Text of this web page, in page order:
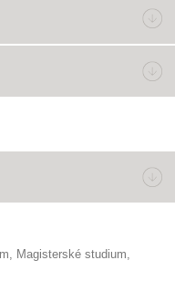
magisterské studium